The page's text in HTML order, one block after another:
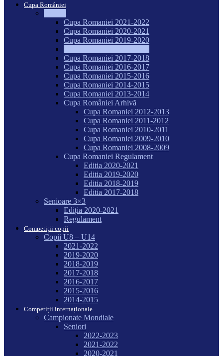
Cupa României
Cupa Romaniei 2021-2022
Cupa Romaniei 2020-2021
Cupa Romaniei 2019-2020
Cupa Romaniei 2017-2018
Cupa Romaniei 2016-2017
Cupa Romaniei 2015-2016
Cupa Romaniei 2014-2015
Cupa Romaniei 2013-2014
Cupa României Arhivă
Cupa Romaniei 2012-2013
Cupa Romaniei 2011-2012
Cupa Romaniei 2010-2011
Cupa Romaniei 2009-2010
Cupa Romaniei 2008-2009
Cupa Romaniei Regulament
Editia 2020-2021
Editia 2019-2020
Editia 2018-2019
Editia 2017-2018
Senioare 3×3
Ediția 2020-2021
Regulament
Competiții copii
Copii U8 – U14
2021-2022
2019-2020
2018-2019
2017-2018
2016-2017
2015-2016
2014-2015
Competiții internaționale
Campionate Mondiale
Seniori
2022-2023
2021-2022
2020-2021